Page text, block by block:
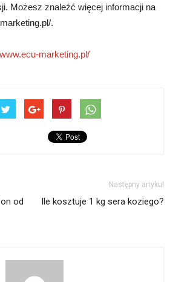
Możesz znaleźć więcej informacji na
.
marketing.pl/
od
Następny artykuł
Ile kosztuje 1 kg sera koziego?